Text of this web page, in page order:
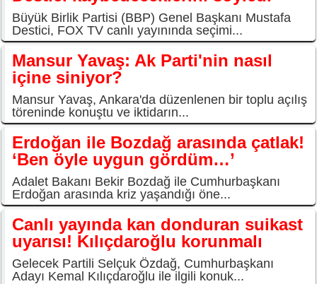
Büyük Birlik Partisi (BBP) Genel Başkanı Mustafa
Destici, FOX TV canlı yayınında seçimi...
Mansur Yavaş: Ak Parti'nin nasıl
içine siniyor?
Mansur Yavaş, Ankara'da düzenlenen bir toplu açılış
töreninde konuştu ve iktidarın...
Erdoğan ile Bozdağ arasında çatlak!
‘Ben öyle uygun gördüm…’
Adalet Bakanı Bekir Bozdağ ile Cumhurbaşkanı
Erdoğan arasında kriz yaşandığı öne...
Canlı yayında kan donduran suikast
uyarısı! Kılıçdaroğlu korunmalı
Gelecek Partili Selçuk Özdağ, Cumhurbaşkanı
Adayı Kemal Kılıçdaroğlu ile ilgili konuk...